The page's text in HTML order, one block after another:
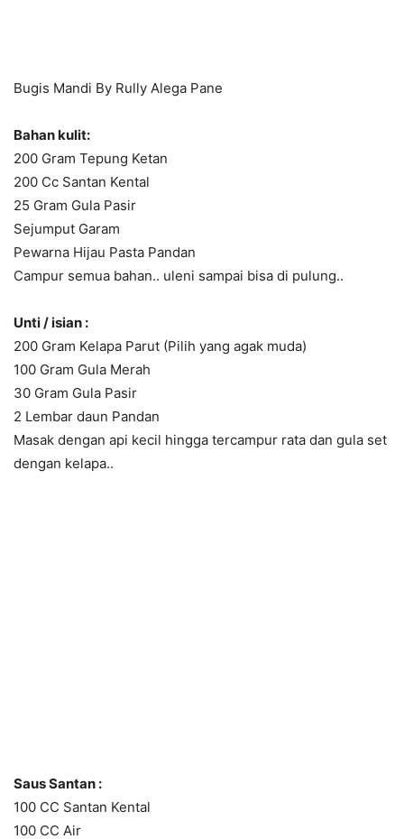
Bugis Mandi By Rully Alega Pane
Bahan kulit:
200 Gram Tepung Ketan
200 Cc Santan Kental
25 Gram Gula Pasir
Sejumput Garam
Pewarna Hijau Pasta Pandan
Campur semua bahan.. uleni sampai bisa di pulung..
Unti / isian :
200 Gram Kelapa Parut (Pilih yang agak muda)
100 Gram Gula Merah
30 Gram Gula Pasir
2 Lembar daun Pandan
Masak dengan api kecil hingga tercampur rata dan gula set
dengan kelapa..
Saus Santan :
100 CC Santan Kental
100 CC Air